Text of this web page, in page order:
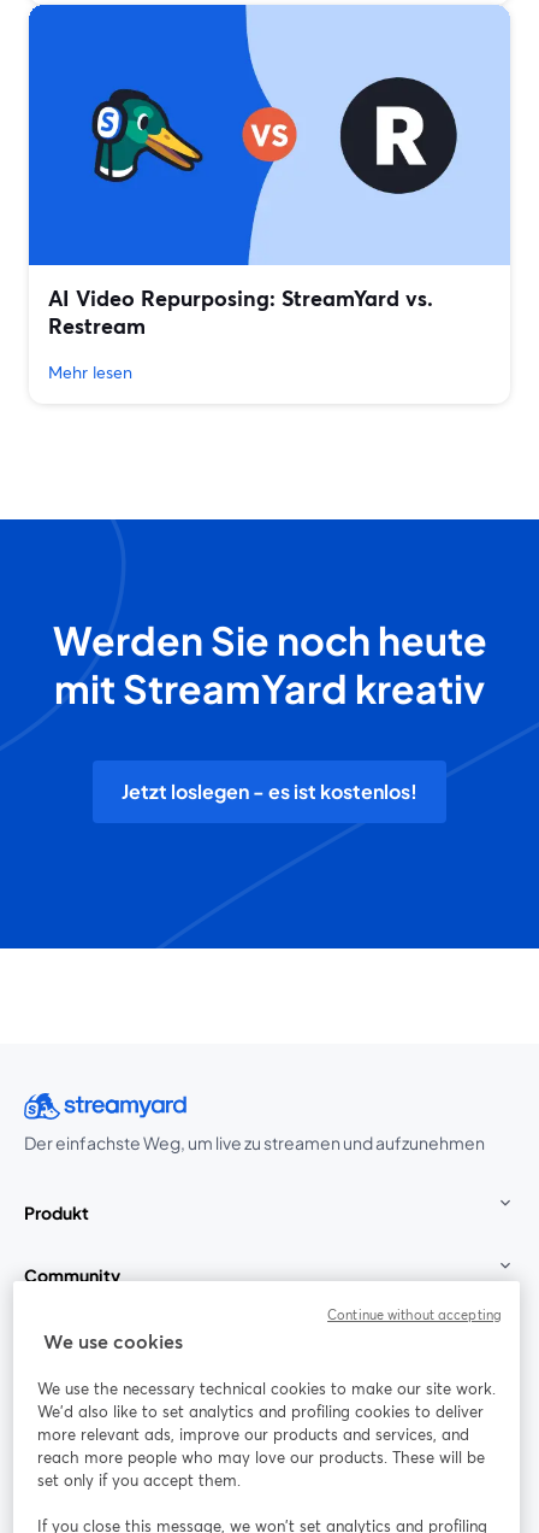
AI Video Repurposing: StreamYard vs.
Restream
Mehr lesen
Werden Sie noch heute
mit StreamYard kreativ
Jetzt loslegen - es ist kostenlos!
Der einfachste Weg, um live zu streamen und aufzunehmen
Produkt
Community
StreamYard für
Mitmachen
Webinar Facebook
wird in einem neuen Tab geöffnet
X (Twitter)
wird in einem neuen Tab geöffnet
We use cookies
We use the necessary technical cookies to make our site work.
We'd also like to set analytics and profiling cookies to deliver
more relevant ads, improve our products and services, and
reach more people who may love our products. These will be
set only if you accept them.
If you close this message, we won’t set analytics and profiling
Continue without accepting